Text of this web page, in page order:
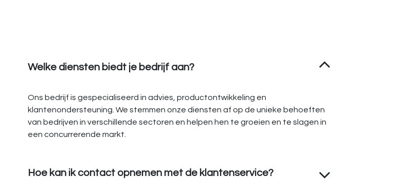
Welke diensten biedt je bedrijf aan?
Ons bedrijf is gespecialiseerd in advies, productontwikkeling en
klantenondersteuning. We stemmen onze diensten af op de unieke behoeften
van bedrijven in verschillende sectoren en helpen hen te groeien en te slagen in
een concurrerende markt.
Hoe kan ik contact opnemen met de klantenservice?